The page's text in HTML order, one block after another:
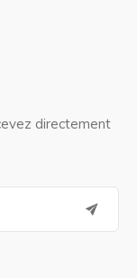
directement